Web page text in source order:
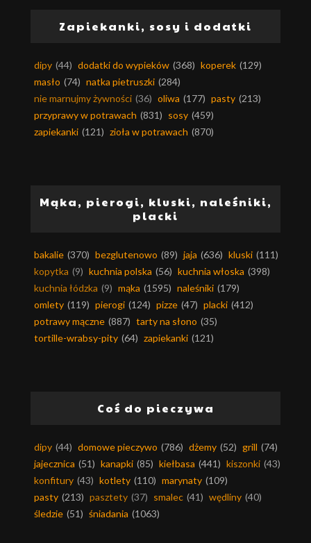
Zapiekanki, sosy i dodatki
dipy (44) dodatki do wypieków (368) koperek (129)
masło (74) natka pietruszki (284)
nie marnujmy żywności (36) oliwa (177) pasty (213)
przyprawy w potrawach (831) sosy (459)
zapiekanki (121) zioła w potrawach (870)
Mąka, pierogi, kluski, naleśniki,
placki
bakalie (370) bezglutenowo (89) jaja (636) kluski (111)
kopytka (9) kuchnia polska (56) kuchnia włoska (398)
kuchnia łódzka (9) mąka (1595) naleśniki (179)
omlety (119) pierogi (124) pizze (47) placki (412)
potrawy mączne (887) tarty na słono (35)
tortille-wrabsy-pity (64) zapiekanki (121)
Coś do pieczywa
dipy (44) domowe pieczywo (786) dżemy (52) grill (74)
jajecznica (51) kanapki (85) kiełbasa (441) kiszonki (43)
konfitury (43) kotlety (110) marynaty (109)
pasty (213) pasztety (37) smalec (41) wędliny (40)
śledzie (51) śniadania (1063)